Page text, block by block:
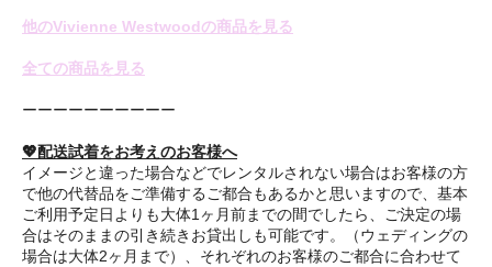
他のVivienne Westwoodの商品を見る
全ての商品を見る
ーーーーーーーーーー
💖配送試着をお考えのお客様へ
イメージと違った場合などでレンタルされない場合はお客様の方
で他の代替品をご準備するご都合もあるかと思いますので、基本
ご利用予定日よりも大体1ヶ月前までの間でしたら、ご決定の場
合はそのままの引き続きお貸出しも可能です。（ウェディングの
場合は大体2ヶ月まで）、それぞれのお客様のご都合に合わせて